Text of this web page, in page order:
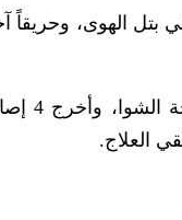
الهوى، وحريقاً
كما انتشل الدفاع المدني جثمان
العلاج.